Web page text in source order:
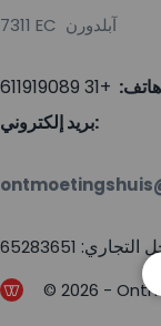
7311 EC آبلدورن
هاتف: +31 611919089
بريد إلكتروني:
التجاري: 65283651
© 2026 -